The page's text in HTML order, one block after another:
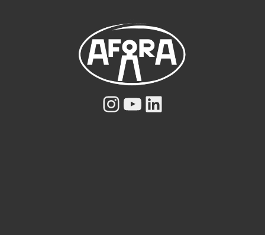
Instagram
YouTube
LinkedIn